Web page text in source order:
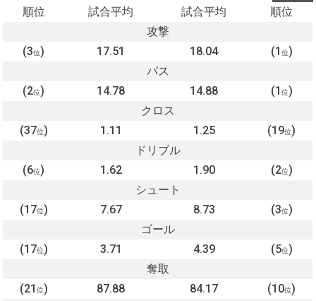
順位 試合平均 試合平均
順位
攻撃
(3位) 17.51 18.04 (1 位)
パス
(2位) 14.78 14.88 (1 位)
クロス
(37位) 1.11 1.25 (19位)
ドリブル
(6位) 1.62 1.90 (2位)
シュート
(17位) 7.67 8.73 (3位)
ゴール
(17位) 3.71 4.39 (5位)
奪取
(21 位) 87.88 84.17 (10位)